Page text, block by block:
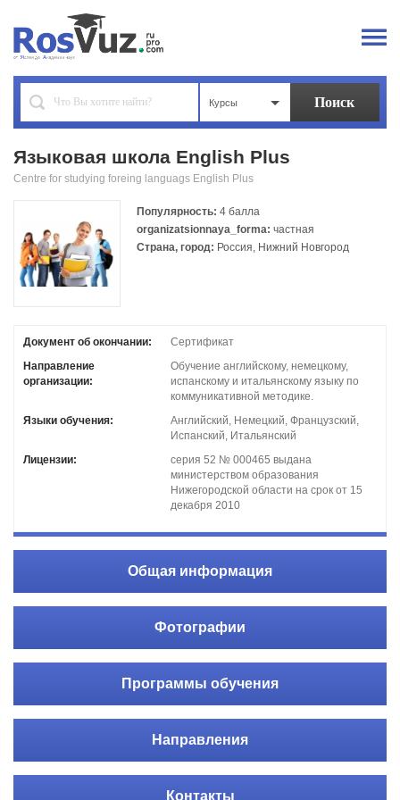
Курсы
Языковая школа English Plus
Centre for studying foreing languags English Plus
Популярность: 4 балла
organizatsionnaya_forma: частная
Страна, город: Россия, Нижний Новгород
Документ об окончании:
Сертификат
Направление
организации:
Обучение английскому, немецкому,
испанскому и итальянскому языку по
коммуникативной методике.
Языки обучения:
Английский, Немецкий, Французский,
Испанский, Итальянский
Лицензии:
серия 52 № 000465 выдана
министерством образования
Нижегородской области на срок от 15
декабря 2010
Общая информация
Фотографии
Программы обучения
Направления
Контакты